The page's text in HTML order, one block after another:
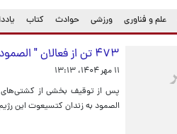
علم و فناوری ورزشی حوادث کتاب
۴۷۳ تن از فعالان " الصمود " را تل آویو بازداشت کرد
۱۱ مهر ۱۴۰۴، ۱۳:۱۳
الصمود به زندان کتسیعوت این